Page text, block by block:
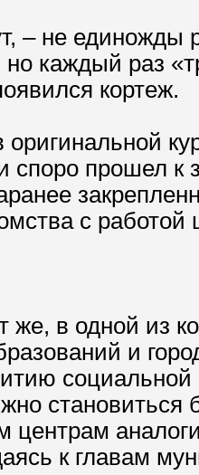
– не единожды
каждый раз
кортеж.
прошел к
с работой
же, в одной из
и
центрам
к главам